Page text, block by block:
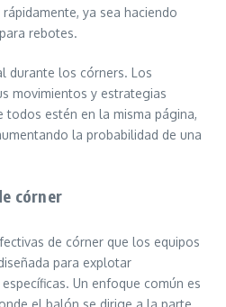
ya sea haciendo
rebotes.
durante los córners. Los
movimientos y estrategias
todos estén en la misma página,
la probabilidad de una
córner
de córner que los equipos
para explotar
Un enfoque común es
el balón se dirige a la parte